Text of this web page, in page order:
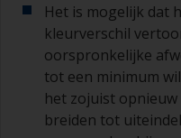
Het is mogelijk dat
kleurverschil
oorspronkelijke
tot een minimum
het zojuist
breiden tot